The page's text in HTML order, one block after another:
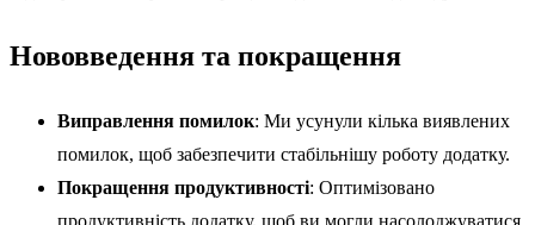
Нововведення та покращення
Виправлення помилок: Ми усунули кілька виявлених
помилок, щоб забезпечити стабільнішу роботу додатку.
Покращення продуктивності: Оптимізовано
продуктивність додатку, щоб ви могли насолоджуватися